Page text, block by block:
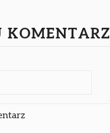
KOMENTARZ